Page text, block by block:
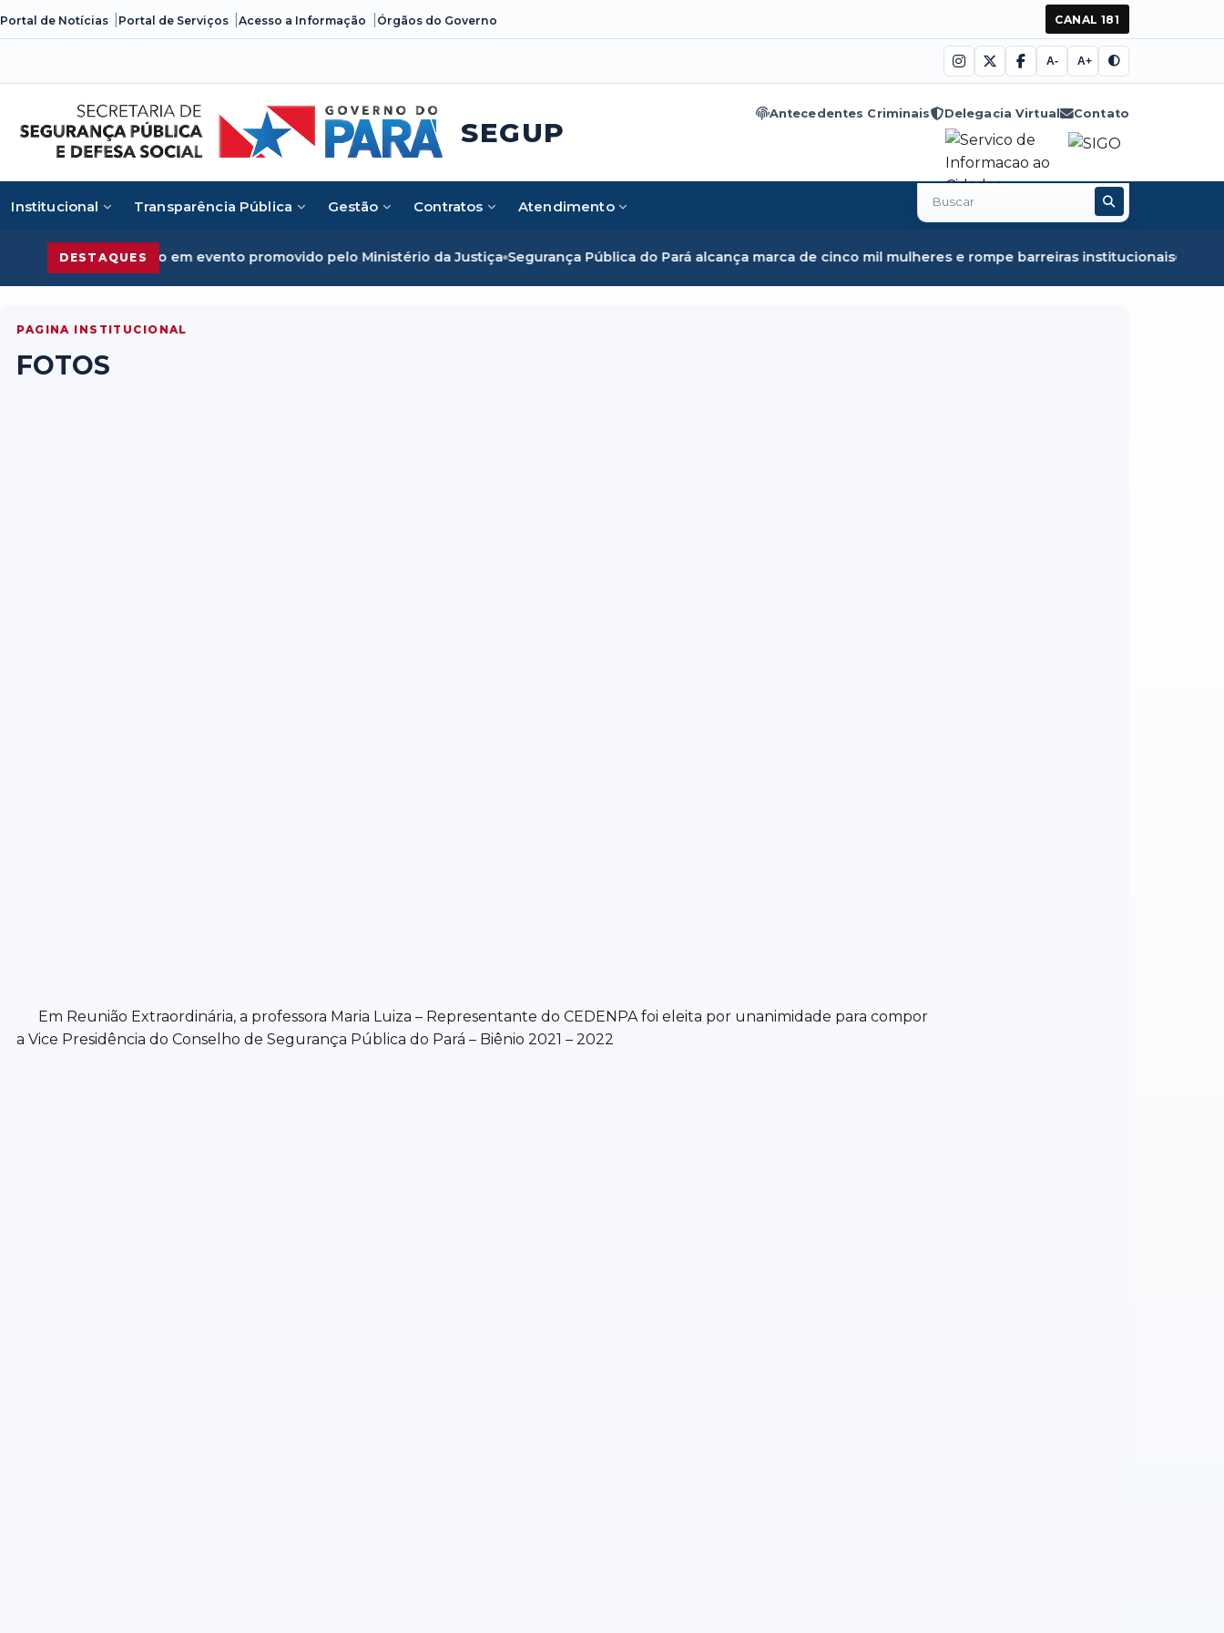
Portal de Notícias Portal de Serviços Acesso a Informação Órgãos do Governo CANAL 181
A- A+
SEGUP
Antecedentes Criminais Delegacia Virtual Contato
Institucional Transparência Pública Gestão Contratos Atendimento
Buscar
no
DESTAQUES
organizado em evento promovido pelo Ministério da Justiça Segurança Pública do Pará alcança marca de cinco mil mulheres e rompe barreiras institucionais Fiscalização
PAGINA INSTITUCIONAL
FOTOS
Em Reunião Extraordinária, a professora Maria Luiza – Representante do CEDENPA foi eleita por unanimidade para compor
a Vice Presidência do Conselho de Segurança Pública do Pará – Biênio 2021 – 2022